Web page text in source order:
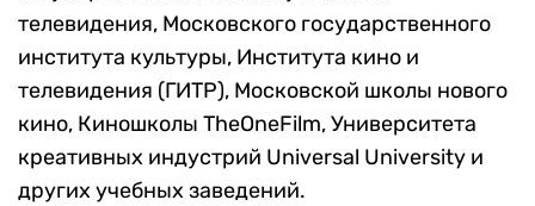
телевидения, Московского государственного
института культуры, Института кино и
телевидения (ГИТР), Московской школы нового
кино, Киношколы TheOneFilm, Университета
креативных индустрий Universal University и
других учебных заведений.